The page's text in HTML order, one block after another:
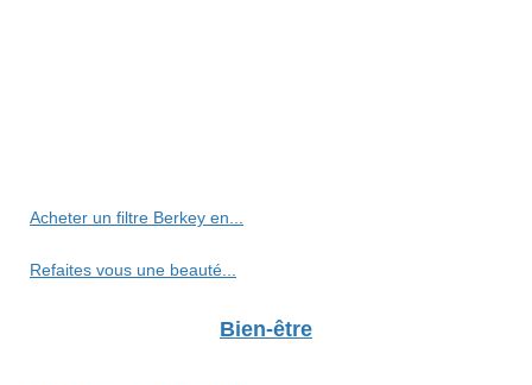
Acheter un filtre Berkey en...
Refaites vous une beauté...
Bien-être